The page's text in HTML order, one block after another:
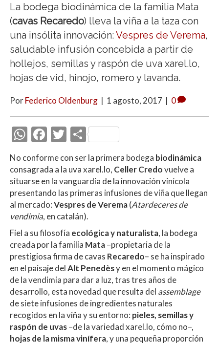
La bodega biodinámica de la familia Mata
(cavas Recaredo) lleva la viña a la taza con
una insólita innovación: Vespres de Verema,
saludable infusión concebida a partir de
hollejos, semillas y raspón de uva xarel.lo,
hojas de vid, hinojo, romero y lavanda.
PorFederico Oldenburg | 1 agosto, 2017 | 0
W
at
s
A
p
p
F
e
b
o
o
k
T
itt
er
C
o
m
p
ar
ti
r
No conforme con ser la primera bodega biodinámica
consagrada a la uva xarel.lo, Celler Credovuelve a
situarse en la vanguardia de la innovación vinícola
presentando las primeras infusiones de viña que llegan
al mercado:Vespres de Verema(Atardeceres de
vendimia, en catalán).
Fiel a su filosofía ecológica y naturalista, la bodega
creada por la familia Mata–propietaria de la
prestigiosa firma de cavas Recaredo– se ha inspirado
en el paisaje delAlt Penedèsy en el momento mágico
de la vendimia para dar a luz, tras tres años de
desarrollo, esta novedad que resulta del assemblage
de siete infusiones de ingredientes naturales
recogidos en la viña y su entorno: pieles, semillas y
raspón de uvas–de la variedad xarel.lo, cómo no–,
hojas de la misma vinífera, y una pequeña proporción